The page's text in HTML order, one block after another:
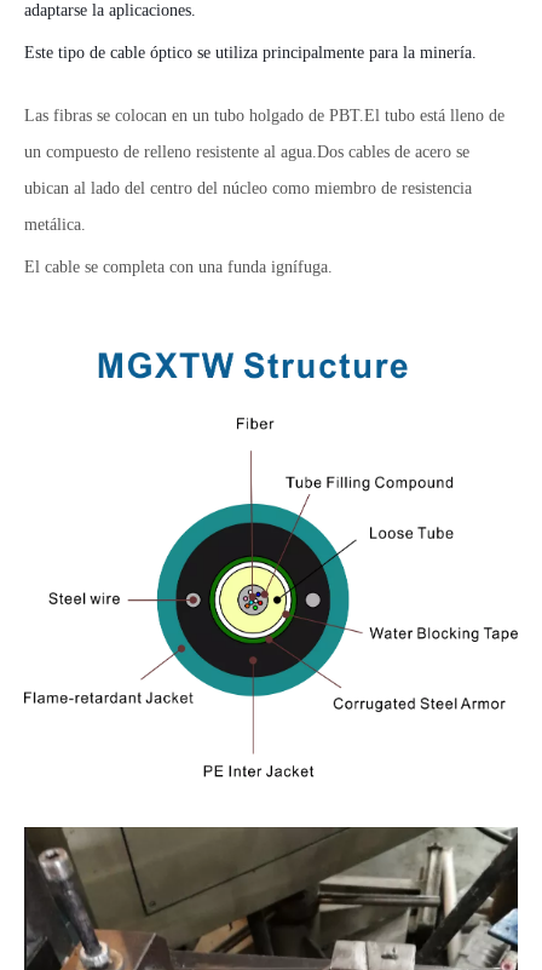
adaptarse la aplicaciones.
Este tipo de cable óptico se utiliza principalmente para la minería.
Las fibras se colocan en un tubo holgado de PBT.El tubo está lleno de
un compuesto de relleno resistente al agua.Dos cables de acero se
ubican al lado del centro del núcleo como miembro de resistencia
metálica.
El cable se completa con una funda ignífuga.